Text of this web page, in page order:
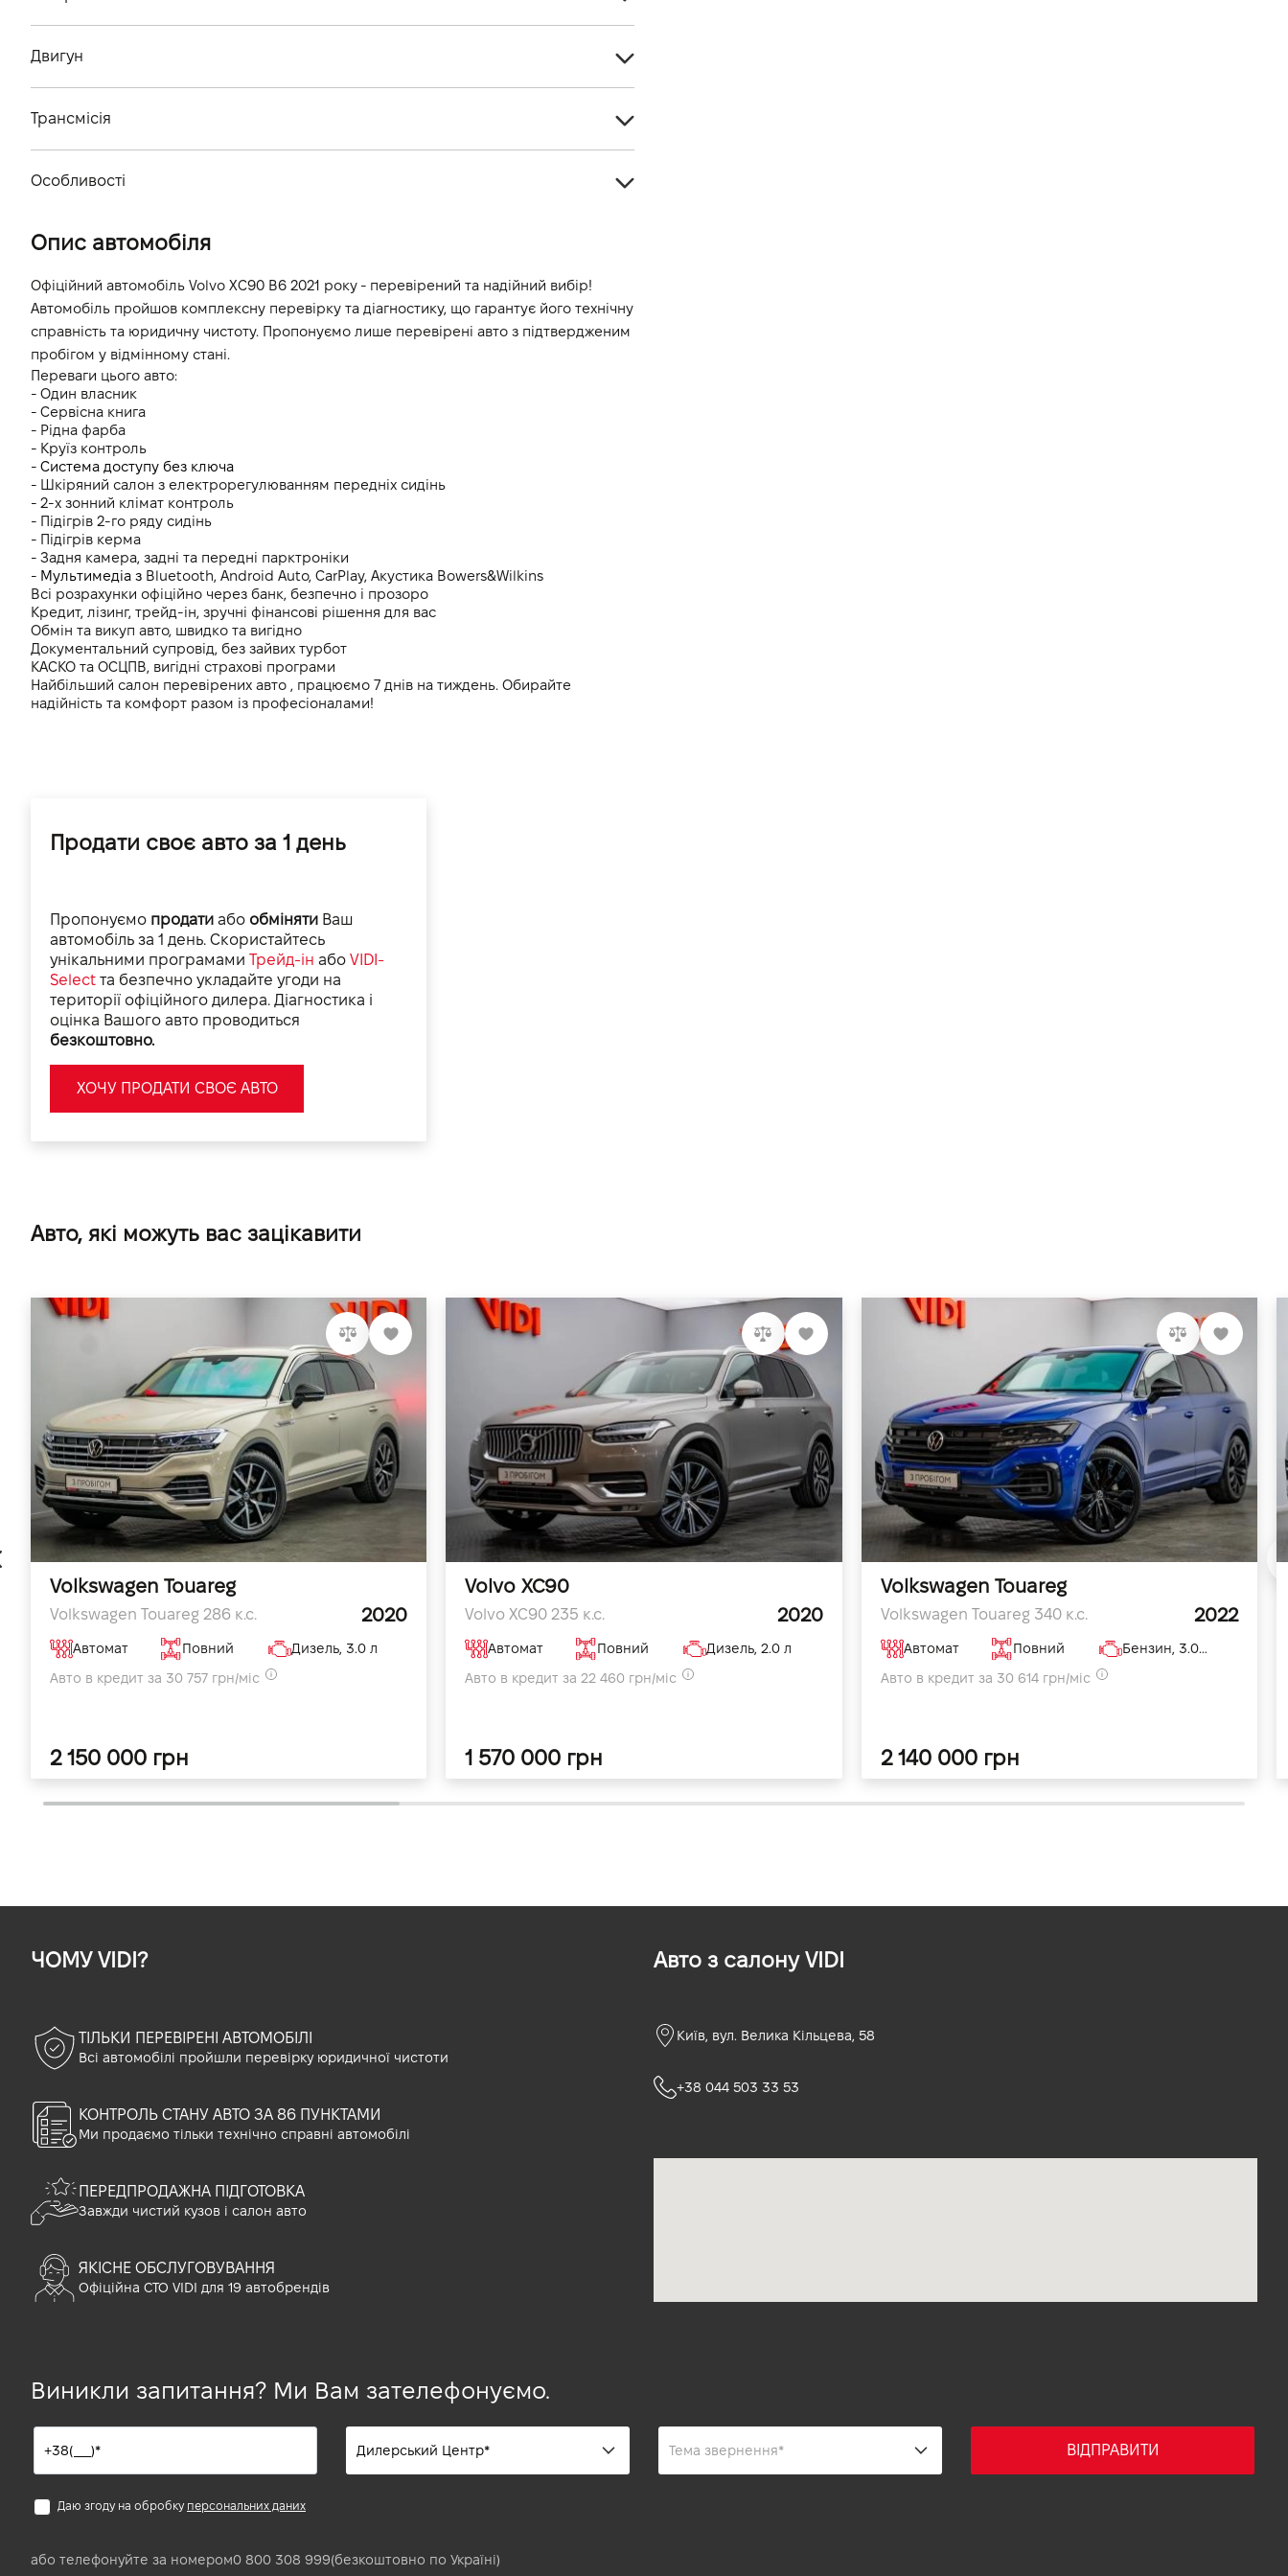
Кiлькiсть мiсць, шт
Двигун
Об'єм двигуна (см.куб.)
Витрати пального, л/100 км (змішаний)
Викиди CO2, г/км (змішаний)
Динаміка розгону 0-100 км/г 6.5
Трансмісія
Особливості
Опис автомобіля
Офіційний автомобіль Volvo XC90 B6 2021 року - перевірений та надійний вибір!
Автомобіль пройшов комплексну перевірку та діагностику, що гарантує його технічну
справність та юридичну чистоту. Пропонуємо лише перевірені авто з підтвердженим
пробігом у відмінному стані.
Переваги цього авто:
- Один власник
- Cервісна книга
- Рідна фарба
- Круїз контроль
- Система доступу без ключа
- Шкіряний салон з електрорегулюванням передніх сидінь
- 2-х зонний клімат контроль
- Підігрів 2-го ряду сидінь
- Підігрів керма
- Задня камера, задні та передні парктроніки
- Мультимедіа з Bluetooth, Android Auto, CarPlay, Акустика Bowers&Wilkins
Всі розрахунки офіційно через банк, безпечно і прозоро
Кредит, лізинг, трейд-ін, зручні фінансові рішення для вас
Обмін та викуп авто, швидко та вигідно
Документальний супровід, без зайвих турбот
КАСКО та ОСЦПВ, вигідні страхові програми
Найбільший салон перевірених авто , працюємо 7 днів на тиждень. Обирайте
надійність та комфорт разом із професіоналами!
Продати своє авто за 1 день
Пропонуємо продати або обміняти Ваш
автомобіль за 1 день. Скористайтесь
унікальними програмами Трейд-ін або VIDI-
Select та безпечно укладайте угоди на
території офіційного дилера. Діагностика і
оцінка Вашого авто проводиться
безкоштовно.
ХОЧУ ПРОДАТИ СВОЄ АВТО
Авто, які можуть вас зацікавити
Volkswagen Touareg
Volkswagen Touareg 286 к.с. 2020
Автомат Повний
Дизель, 3.0 л
Авто в кредит за 30 757 грн/міс
2 150 000 грн
Volvo XC90
Volvo XC90 235 к.с. 2020
Автомат Повний
Дизель, 2.0 л
Авто в кредит за 22 460 грн/міс
1 570 000 грн
Volkswagen Touareg
Volkswagen Touareg 340 к.с. 2022
Автомат Повний
Бензин, 3.0 л
Авто в кредит за 30 614 грн/міс
2 140 000 грн
ЧОМУ VIDI?
ТІЛЬКИ ПЕРЕВІРЕНІ АВТОМОБІЛІ
Всі автомобілі пройшли перевірку юридичної чистоти
КОНТРОЛЬ СТАНУ АВТО ЗА 86 ПУНКТАМИ
Ми продаємо тільки технічно справні автомобілі
ПЕРЕДПРОДАЖНА ПІДГОТОВКА
Завжди чистий кузов і салон авто
ЯКІСНЕ ОБСЛУГОВУВАННЯ
Офіційна СТО VIDI для 19 автобрендів
Авто з салону VIDI
Київ, вул. Велика Кільцева, 58
+38 044 503 33 53
Виникли запитання? Ми Вам зателефонуємо.
ВІДПРАВИТИ
Даю згоду на обробку персональних даних
або телефонуйте за номером0 800 308 999(безкоштовно по Україні)